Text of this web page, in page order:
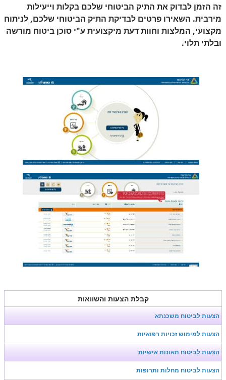
זה הזמן לבדוק את התיק הביטוחי שלכם בקלות וייעילות
מירבית. השאירו פרטים לבדיקת התיק הביטוחי שלכם, לניתוח
מקצועי, המלצות וחוות דעת מיקצועית ע"י סוכן ביטוח מורשה
ובלתי תלוי.
קבלת הצעות והשוואות
הצעות לביטוח משכנתא
הצעות למימוש זכויות רפואיות
הצעות לביטוח תאונות אישיות
הצעות לביטוח מחלות ותרופות